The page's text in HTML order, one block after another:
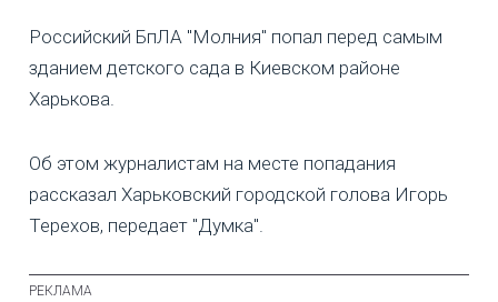
Российский БпЛА "Молния" попал перед самым
зданием детского сада в Киевском районе
Харькова.
Об этом журналистам на месте попадания
рассказал Харьковский городской голова Игорь
Терехов, передает "Думка".